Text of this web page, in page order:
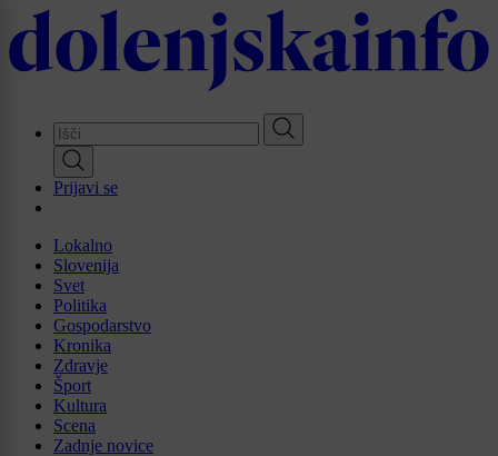
Skip
to
main
Prijavi se
Lokalno
Slovenija
Svet
Politika
Gospodarstvo
Kronika
Zdravje
Šport
Kultura
Scena
Zadnje novice